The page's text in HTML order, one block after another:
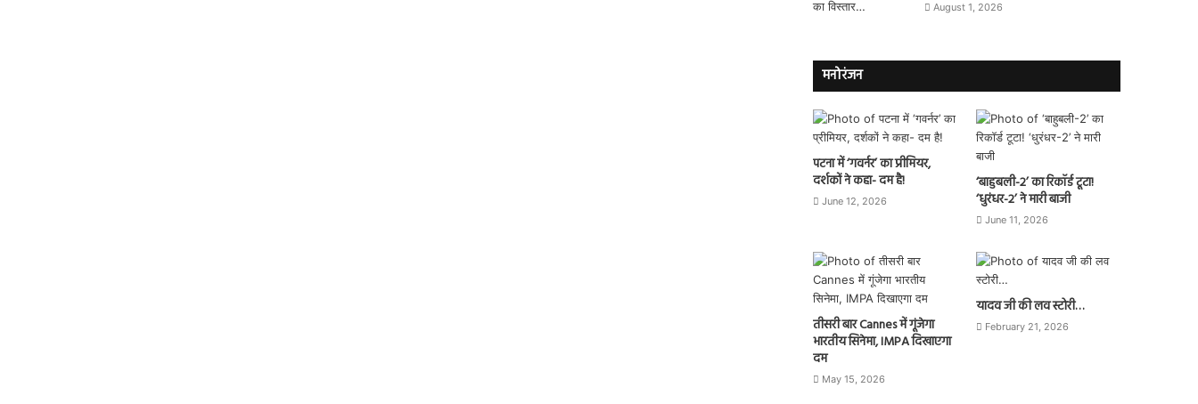
August 1, 2026
मनोरंजन
पटना में ‘गवर्नर’ का प्रीमियर,
दर्शकों ने कहा- दम है!
June 12, 2026
‘बाहुबली-2’ का रिकॉर्ड टूटा!
‘धुरंधर-2’ ने मारी बाजी
June 11, 2026
तीसरी बार Cannes में गूंजेगा
भारतीय सिनेमा, IMPA दिखाएगा
दम
May 15, 2026
यादव जी की लव स्टोरी…
February 21, 2026